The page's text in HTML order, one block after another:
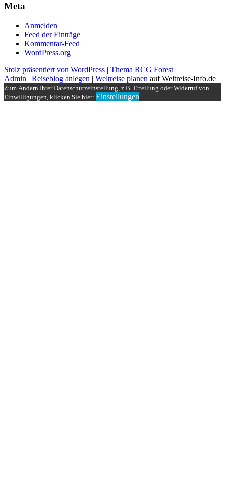
Meta
Anmelden
Feed der Einträge
Kommentar-Feed
WordPress.org
Stolz präsentiert von WordPress | Thema RCG Forest
Admin | Reiseblog anlegen | Weltreise planen auf Weltreise-Info.de
Zum Ändern Ihrer Datenschutzeinstellung, z.B. Erteilung oder Widerruf von
Einwilligungen, klicken Sie hier: Einstellungen